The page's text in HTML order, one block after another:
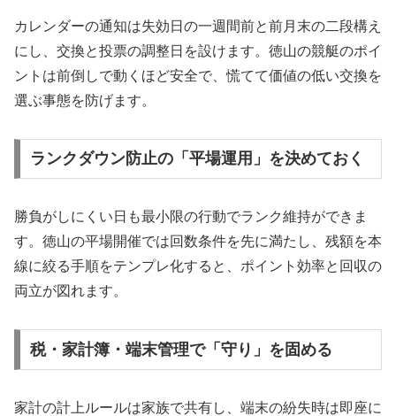
カレンダーの通知は失効日の一週間前と前月末の二段構え
にし、交換と投票の調整日を設けます。徳山の競艇のポイ
ントは前倒しで動くほど安全で、慌てて価値の低い交換を
選ぶ事態を防げます。
ランクダウン防止の「平場運用」を決めておく
勝負がしにくい日も最小限の行動でランク維持ができま
す。徳山の平場開催では回数条件を先に満たし、残額を本
線に絞る手順をテンプレ化すると、ポイント効率と回収の
両立が図れます。
税・家計簿・端末管理で「守り」を固める
家計の計上ルールは家族で共有し、端末の紛失時は即座に